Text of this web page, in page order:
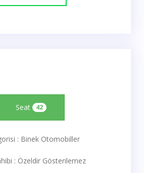
Seat 42
: Binek Otomobiller
: Özeldir Gösterilemez